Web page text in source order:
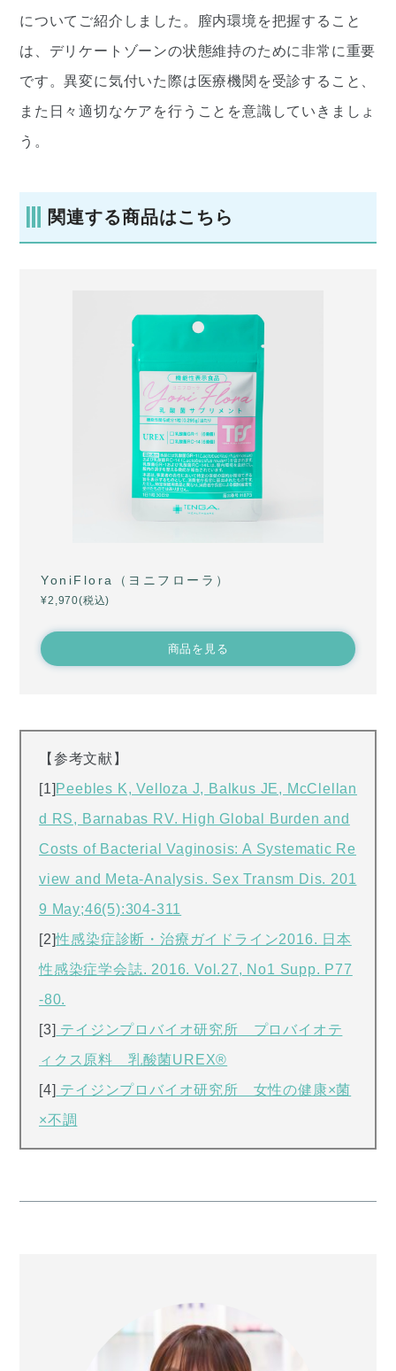
についてご紹介しました。膣内環境を把握すること
は、デリケートゾーンの状態維持のために非常に重要
です。異変に気付いた際は医療機関を受診すること、
また日々適切なケアを行うことを意識していきましょ
う。
関連する商品はこちら
YoniFlora（ヨニフローラ）
¥2,970(税込)
商品を見る
【参考文献】
[1] Peebles K, Velloza J, Balkus JE, McClellan
d RS, Barnabas RV. High Global Burden and
Costs of Bacterial Vaginosis: A Systematic Re
view and Meta-Analysis. Sex Transm Dis. 201
9 May;46(5):304-311
[2]性感染症診断・治療ガイドライン2016. 日本
性感染症学会誌. 2016. Vol.27, No1 Supp. P77
-80.
[3] テイジンプロバイオ研究所 プロバイオテ
ィクス原料 乳酸菌UREX®
[4] テイジンプロバイオ研究所 女性の健康×菌
×不調